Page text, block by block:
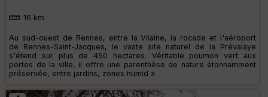
16 km
Au sud-ouest de Rennes, entre la Vilaine, la rocade et l'aéroport
de Rennes-Saint-Jacques, le vaste site naturel de la Prévalaye
s'étend sur plus de 450 hectares. Véritable poumon vert aux
portes de la ville, il offre une parenthèse de nature étonnamment
préservée, entre jardins, zones humid »